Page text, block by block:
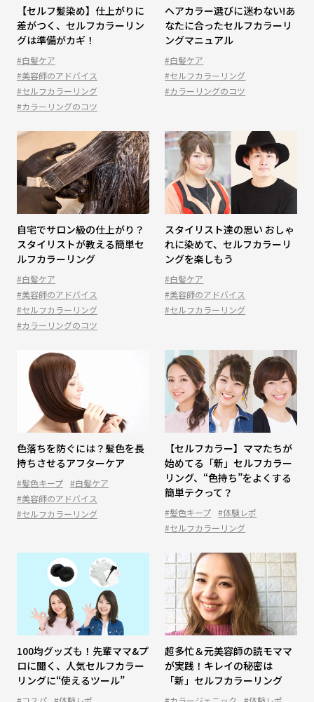
【セルフ髪染め】仕上がりに
差がつく、セルフカラーリン
グは準備がカギ！
#白髪ケア
#美容師のアドバイス
#セルフカラーリング
#カラーリングのコツ
ヘアカラー選びに迷わない!あ
なたに合ったセルフカラーリ
ングマニュアル
#白髪ケア
#セルフカラーリング
#カラーリングのコツ
自宅でサロン級の仕上がり？
スタイリストが教える簡単セ
ルフカラーリング
#白髪ケア
#美容師のアドバイス
#セルフカラーリング
#カラーリングのコツ
スタイリスト達の思い おしゃ
れに染めて、セルフカラーリ
ングを楽しもう
#白髪ケア
#美容師のアドバイス
#セルフカラーリング
色落ちを防ぐには？髪色を長
持ちさせるアフターケア
#髪色キープ #白髪ケア
#美容師のアドバイス
#セルフカラーリング
【セルフカラー】ママたちが
始めてる「新」セルフカラー
リング、“色持ち”をよくする
簡単テクって？
#髪色キープ
#体験レポ
#セルフカラーリング
100均グッズも！先輩ママ&プ
ロに聞く、人気セルフカラー
リングに“使えるツール”
超多忙＆元美容師の読モママ
が実践！キレイの秘密は
「新」セルフカラーリング